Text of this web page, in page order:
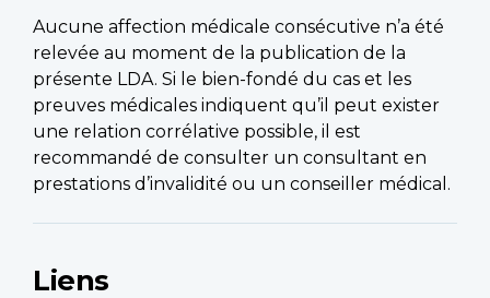
Aucune affection médicale consécutive n’a été
relevée au moment de la publication de la
présente LDA. Si le bien-fondé du cas et les
preuves médicales indiquent qu’il peut exister
une relation corrélative possible, il est
recommandé de consulter un consultant en
prestations d’invalidité ou un conseiller médical.
Liens